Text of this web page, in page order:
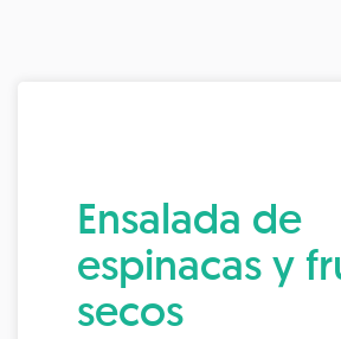
Ensalada de
espinacas y
secos